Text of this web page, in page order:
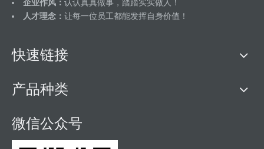
企业作风： 认认真真做事，踏踏实实做人！
人才理念： 让每一位员工都能发挥自身价值！
快速链接
产品种类
微信公众号